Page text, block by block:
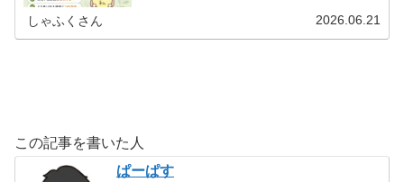
しゃふくさん 2026.06.21
この記事を書いた人
ぱーぱす